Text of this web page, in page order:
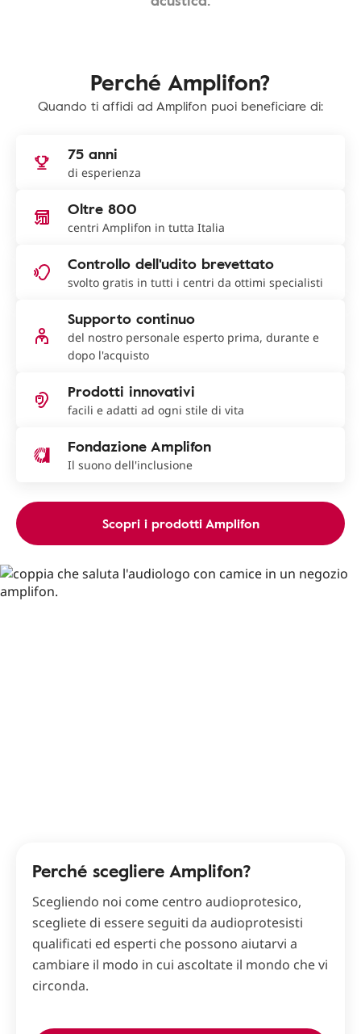
Perché Amplifon?
Quando ti affidi ad Amplifon puoi beneficiare di:
75 anni
di esperienza
Oltre 800
centri Amplifon in tutta Italia
Controllo dell'udito brevettato
svolto gratis in tutti i centri da ottimi specialisti
Supporto continuo
del nostro personale esperto prima, durante e
dopo l'acquisto
Prodotti innovativi
facili e adatti ad ogni stile di vita
Fondazione Amplifon
Il suono dell'inclusione
Scopri i prodotti Amplifon
Perché scegliere Amplifon?
Scegliendo noi come centro audioprotesico,
scegliete di essere seguiti da audioprotesisti
qualificati ed esperti che possono aiutarvi a
cambiare il modo in cui ascoltate il mondo che vi
circonda.